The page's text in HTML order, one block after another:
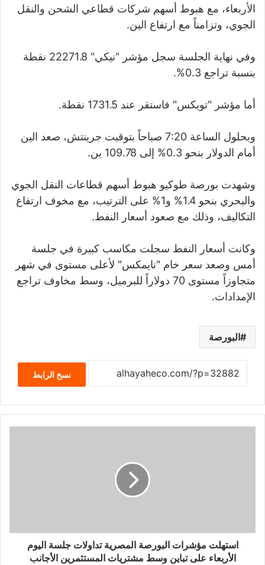
الأربعاء، مع هبوط أسهم شركات قطاعي الشحن والنقل
الجوي، وتزامناً مع ارتفاع الين.
وفي نهاية الجلسة سجل مؤشر "نيكي" 22271.8 نقطة
بنسبة تراجع 0.3%.
أما مؤشر "توبكس" فاستقر عند 1731.5 نقطة.
وبحلول الساعة 7:20 صباحاً بتوقيت جرينتش، صعد الين
أمام الدولار بنحو 0.3% إلى 109.78 ين.
وشهدت بورصة طوكيو هبوط أسهم قطاعات النقل الجوي
والبحري بنحو 1.4% و1% على الترتيب، مع مخوف ارتفاع
التكاليف، وذلك مع صعود أسعار النفط.
وكانت أسعار النفط سجلت مكاسب كبيرة في جلسة
أمس وصعد سعر خام "نايمكس" لأعلى مستوى في شهر
متجاوزاً مستوى 70 دولاراً للبرميل، وسط مخاوف تراجع
الإمدادات.
البورصة
نسخ الرابط
استهلت مؤشرات البورصة المصرية تداولات جلسة اليوم
الأربعاء على تباين وسط مشتريات المستثمرين الأجانب